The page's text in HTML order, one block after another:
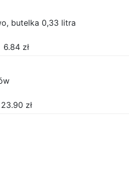
butelka 0,33 litra
6.84 zł
23.90 zł